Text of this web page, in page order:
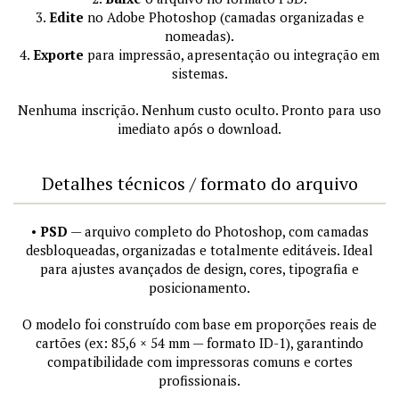
3. Edite no Adobe Photoshop (camadas organizadas e
nomeadas).
4. Exporte para impressão, apresentação ou integração em
sistemas.
Nenhuma inscrição. Nenhum custo oculto. Pronto para uso
imediato após o download.
Detalhes técnicos / formato do arquivo
• PSD — arquivo completo do Photoshop, com camadas
desbloqueadas, organizadas e totalmente editáveis. Ideal
para ajustes avançados de design, cores, tipografia e
posicionamento.
O modelo foi construído com base em proporções reais de
cartões (ex: 85,6 × 54 mm — formato ID-1), garantindo
compatibilidade com impressoras comuns e cortes
profissionais.